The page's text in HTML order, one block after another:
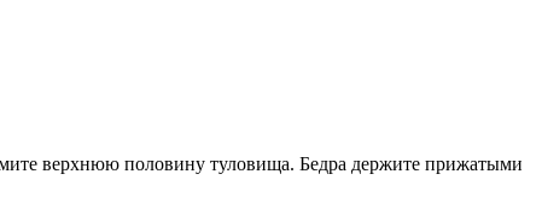
верхнюю половину туловища. Бедра держите прижатыми